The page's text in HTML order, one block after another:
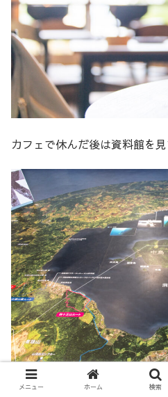
カフェで休んだ後は資料館を見
一眼だと画角がー！！ってな
メニュー ホーム 検索